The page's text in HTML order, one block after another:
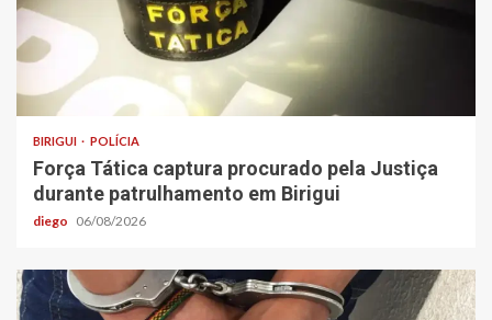
BIRIGUI POLÍCIA
Força Tática captura procurado pela Justiça
durante patrulhamento em Birigui
diego 06/08/2026